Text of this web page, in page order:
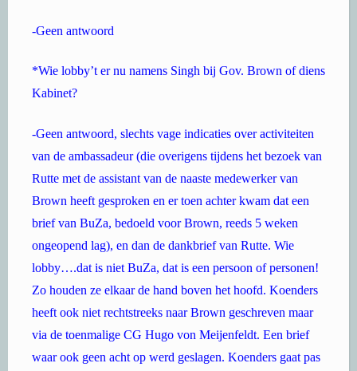
-Geen antwoord
*Wie lobby’t er nu namens Singh bij Gov. Brown of diens
Kabinet?
-Geen antwoord, slechts vage indicaties over activiteiten
van de ambassadeur (die overigens tijdens het bezoek van
Rutte met de assistant van de naaste medewerker van
Brown heeft gesproken en er toen achter kwam dat een
brief van BuZa, bedoeld voor Brown, reeds 5 weken
ongeopend lag), en dan de dankbrief van Rutte. Wie
lobby….dat is niet BuZa, dat is een persoon of personen!
Zo houden ze elkaar de hand boven het hoofd. Koenders
heeft ook niet rechtstreeks naar Brown geschreven maar
via de toenmalige CG Hugo von Meijenfeldt. Een brief
waar ook geen acht op werd geslagen. Koenders gaat pas